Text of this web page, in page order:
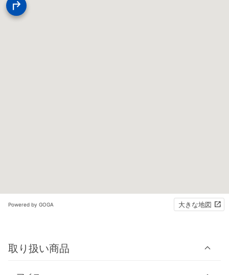
Powered by GOGA 大きな地図
取り扱い商品